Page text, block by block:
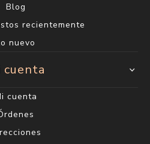
Blog
recientemente
nuevo
cuenta
cuenta